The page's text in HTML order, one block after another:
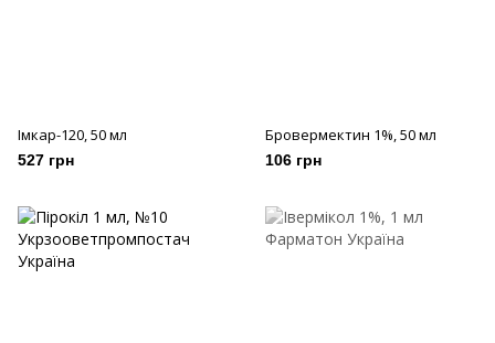
Імкар-120, 50 мл
527 грн
Бровермектин 1%, 50 мл
106 грн